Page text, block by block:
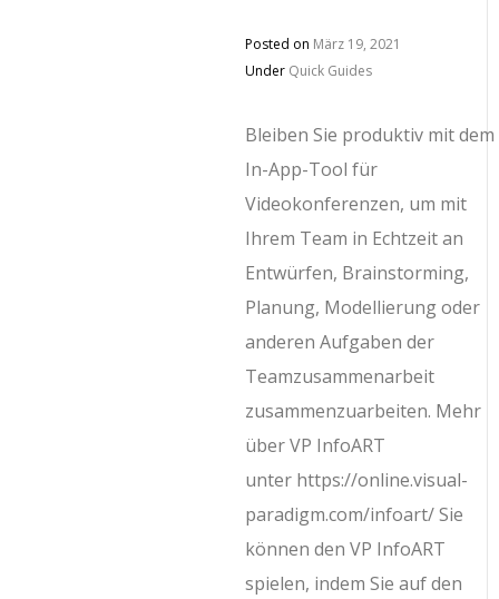
Posted on März 19, 2021
Under Quick Guides
Bleiben Sie produktiv mit dem
In-App-Tool für
Videokonferenzen, um mit
Ihrem Team in Echtzeit an
Entwürfen, Brainstorming,
Planung, Modellierung oder
anderen Aufgaben der
Teamzusammenarbeit
zusammenzuarbeiten. Mehr
über VP InfoART
unter https://online.visual-
paradigm.com/infoart/ Sie
können den VP InfoART
spielen, indem Sie auf den